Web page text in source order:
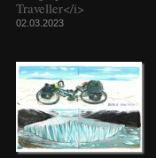
Traveller</i>
02.03.2023